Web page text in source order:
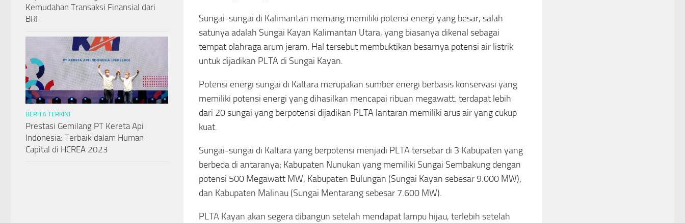
Sungai-sungai di Kalimantan memang memiliki potensi energi yang besar, salah
satunya adalah Sungai Kayan Kalimantan Utara, yang biasanya dikenal sebagai
tempat olahraga arum jeram. Hal tersebut membuktikan besarnya potensi air listrik
untuk dijadikan PLTA di Sungai Kayan.
Potensi energi sungai di Kaltara merupakan sumber energi berbasis konservasi yang
memiliki potensi energi yang dihasilkan mencapai ribuan megawatt. terdapat lebih
dari 20 sungai yang berpotensi dijadikan PLTA lantaran memiliki arus air yang cukup
kuat.
Sungai-sungai di Kaltara yang berpotensi menjadi PLTA tersebar di 3 Kabupaten yang
berbeda di antaranya; Kabupaten Nunukan yang memiliki Sungai Sembakung dengan
potensi 500 Megawatt MW, Kabupaten Bulungan (Sungai Kayan sebesar 9.000 MW),
dan Kabupaten Malinau (Sungai Mentarang sebesar 7.600 MW).
PLTA Kayan akan segera dibangun setelah mendapat lampu hijau, terlebih setelah
Kemudahan Transaksi Finansial dari
BRI
BERITA TERKINI
Prestasi Gemilang PT Kereta Api
Indonesia: Terbaik dalam Human
Capital di HCREA 2023